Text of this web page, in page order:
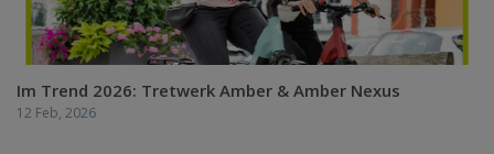
Im Trend 2026: Tretwerk Amber & Amber Nexus
12 Feb, 2026